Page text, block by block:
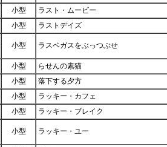
小型
ラスト・ムービー
小型 ラストデイズ
小型 ラスベガスをぶっつぶせ
小型
らせんの素猫
小型
落下する夕方
小型
ラッキー・カフェ
小型 ラッキー・ブレイク
小型 ラッキー・ユー